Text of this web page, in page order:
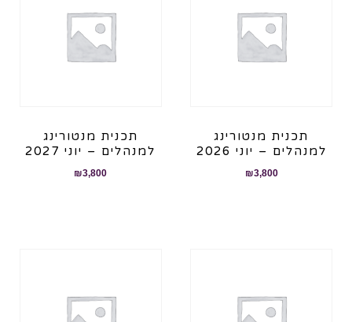
תכנית מנטורינג
למנהלים – יוני 2026
₪3,800
תכנית מנטורינג
למנהלים – יוני 2027
₪3,800